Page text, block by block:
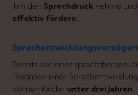
ihm den Sprechdruck nehme und
effektiv fördere.
Bereits vor einer
Diagnose einer
können Kinder unter drei Jahren